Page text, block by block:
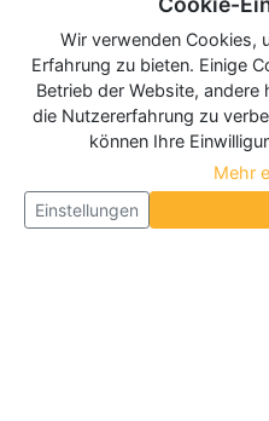
Wir verwenden Cookies,
Erfahrung zu bieten. Einige
Betrieb der Website, andere
die Nutzererfahrung zu
können Ihre
Mehr
Einstellungen